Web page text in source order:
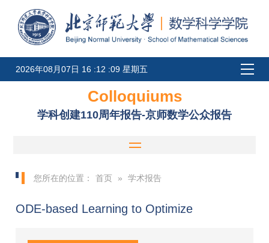
2026年08月07日 16 :12 :09 星期五
Colloquiums
学科创建110周年报告-京师数学公众报告
您所在的位置： 首页 » 学术报告
ODE-based Learning to Optimize